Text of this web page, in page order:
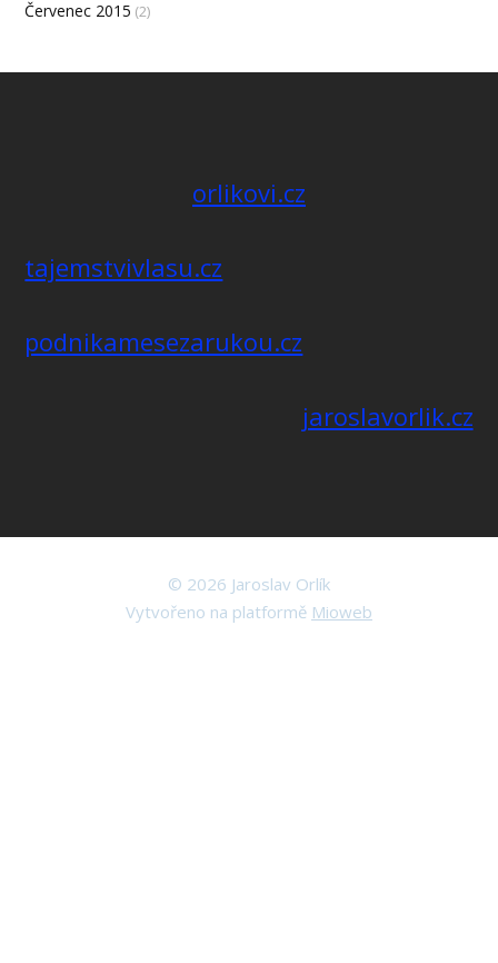
Červenec 2015 (2)
orlikovi.cz
tajemstvivlasu.cz
podnikamesezarukou.cz
jaroslavorlik.cz
© 2026 Jaroslav Orlík
Vytvořeno na platformě Mioweb